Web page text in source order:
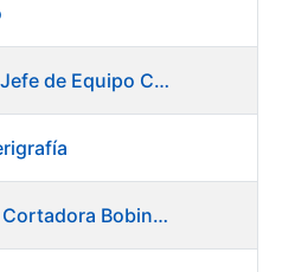
OE 10/24 - Maquinista Jefe de Equipo Corte y Enfajado
OE 34/24 - Maquinista Cortadora Bobinadora. Fábrica Papel